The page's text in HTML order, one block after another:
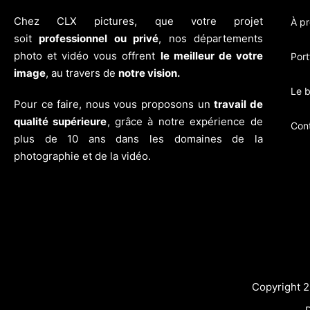
Chez CLX pictures, que votre projet
soitprofessionnel ou privé, nos départements
photo et vidéo vous offrent le meilleur de votre
image, au travers de notre vision.
Pour ce faire, nous vous proposons untravail de
qualité supérieure, grâce à notre expérience de
plus de 10 ans dans les domaines de la
photographie et de la vidéo.
À
Le
Copyright